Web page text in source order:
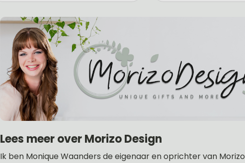
Lees meer over Morizo Design
Ik ben Monique Waanders de eigenaar en oprichter van